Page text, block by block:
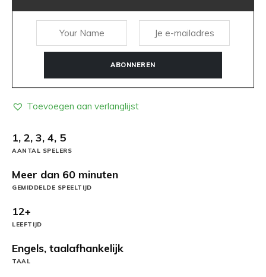
ABONNEREN
Toevoegen aan verlanglijst
1, 2, 3, 4, 5
AANTAL SPELERS
Meer dan 60 minuten
GEMIDDELDE SPEELTIJD
12+
LEEFTIJD
Engels, taalafhankelijk
TAAL